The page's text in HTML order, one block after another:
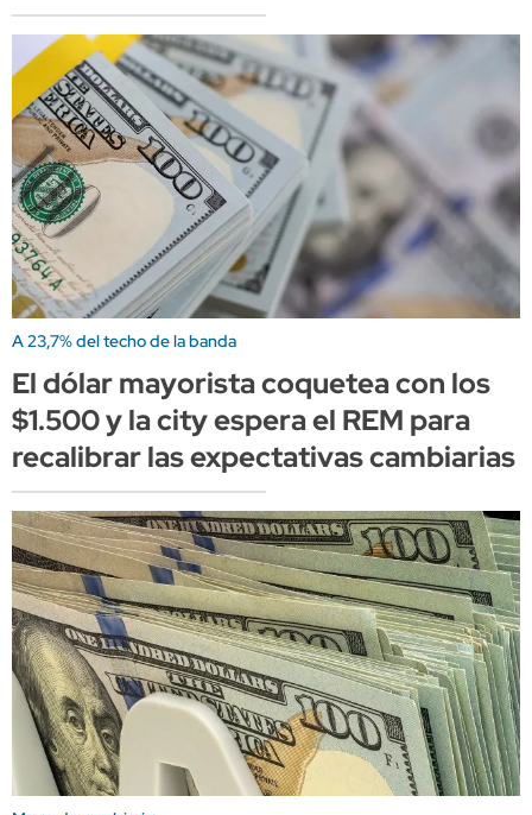
A 23,7% del techo de la banda
El dólar mayorista coquetea con los
$1.500 y la city espera el REM para
recalibrar las expectativas cambiarias